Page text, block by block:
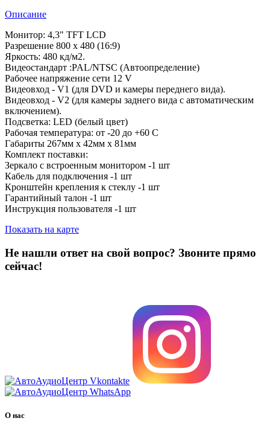
Описание
Монитор: 4,3" TFT LCD
Разрешение 800 x 480 (16:9)
Яркость: 480 кд/м2.
Видеостандарт :PAL/NTSC (Автоопределение)
Рабочее напряжение сети 12 V
Видеовход - V1 (для DVD и камеры переднего вида).
Видеовход - V2 (для камеры заднего вида с автоматическим
включением).
Подсветка: LED (белый цвет)
Рабочая температура: от -20 до +60 C
Габариты 267мм x 42мм x 81мм
Комплект поставки:
Зеркало с встроенным монитором -1 шт
Кабель для подключения -1 шт
Кронштейн крепления к стеклу -1 шт
Гарантийный талон -1 шт
Инструкция пользователя -1 шт
Показать на карте
Не нашли ответ на свой вопрос? Звоните прямо
сейчас!
О нас